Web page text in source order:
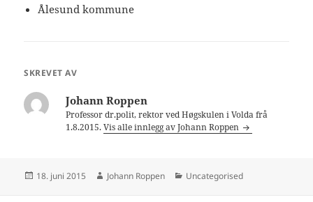
Ålesund kommune
SKREVET AV
Johann Roppen
Professor dr.polit, rektor ved Høgskulen i Volda frå
1.8.2015.Vis alle innlegg av Johann Roppen
Publisert
18. juni 2015 Forfatter
Johann Roppen Kategorier
Uncategorised